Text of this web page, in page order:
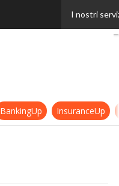
I nostri
BankingUp InsuranceUp